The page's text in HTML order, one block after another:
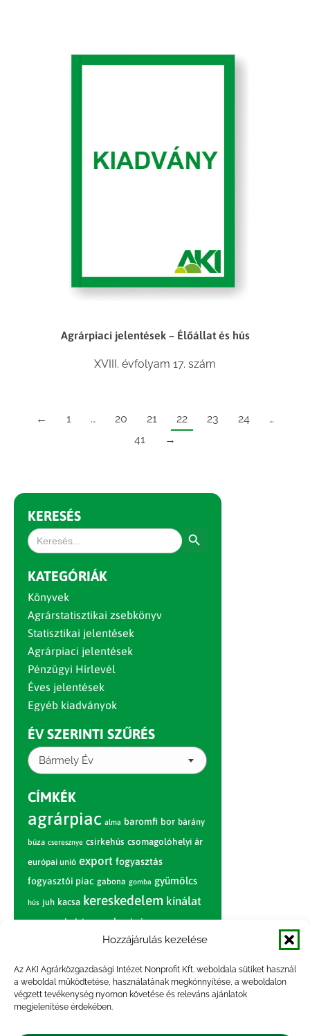
Hozzájárulás kezelése
Az AKI Agrárközgazdasági Intézet Nonprofit Kft. weboldala sütiket használ
a weboldal működtetése, használatának megkönnyítése, a weboldalon
végzett tevékenység nyomon követése és releváns ajánlatok
megjelenítése érdekében.
Agrárpiaci jelentések – Élőállat és hús
XVIII. évfolyam 17. szám
← 1 … 20 21 22 23 24
…
41
→
KERESÉS
Search
for:
KATEGÓRIÁK
Könyvek
Agrárstatisztikai zsebkönyv
Statisztikai jelentések
Agrárpiaci jelentések
Pénzügyi Hírlevél
Éves jelentések
Egyéb kiadványok
ÉV SZERINTI SZŰRÉS
Bármely Év
CÍMKÉK
agrárpiac alma baromfi bor bárány
búza cseresznye csirkehús csomagolóhelyi ár
európai unió export fogyasztás
fogyasztói piac gabona gomba gyümölcs
hús juh kacsa kereskedelem kínálat
körte marhahús nagybani piac narancs
nemzetközi árinformációk
paradicsom piac piaci jelentés
pulyka pulykahús sertés sertéshús
szarvasmarha termelés
termelői